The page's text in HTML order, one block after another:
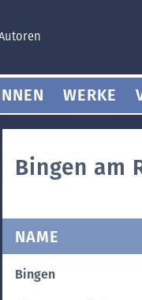
WERKE
Bingen am
NAME
Bingen